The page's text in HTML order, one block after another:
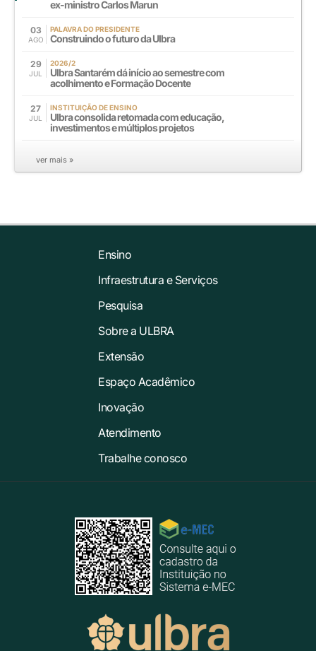
ex-ministro Carlos Marun
03
AGO
PALAVRA DO PRESIDENTE
Construindo o futuro da Ulbra
29
JUL
2026/2
Ulbra Santarém dá início ao semestre com
acolhimento e Formação Docente
27
JUL
INSTITUIÇÃO DE ENSINO
Ulbra consolida retomada com educação,
investimentos e múltiplos projetos
ver mais »
Ensino
Infraestrutura e Serviços
Pesquisa
Sobre a ULBRA
Extensão
Espaço Acadêmico
Inovação
Atendimento
Trabalhe conosco